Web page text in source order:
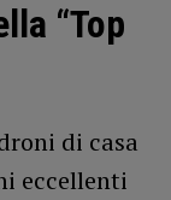
“Top
di casa
eccellenti